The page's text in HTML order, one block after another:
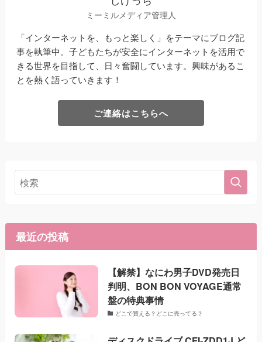
ミーミルメディア管理人
「インターネットを、もっと楽しく」をテーマにブログ記
事を執筆中。子どもたちが安全にインターネットを活用で
きる世界を目指して、日々奮闘しています。興味があるこ
とを熱く語っていきます！
ご連絡はこちらへ
最近の投稿
【解禁】なにわ男子DVD発売日
判明、BON BON VOYAGE通常
盤の特典事情
どこで買える？どこに売ってる？